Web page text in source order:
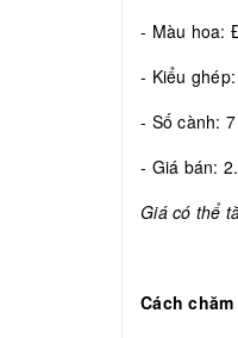
- Màu hoa:
- Kiểu
- Số cành:
- Giá bán:
Giá có thể
Cách